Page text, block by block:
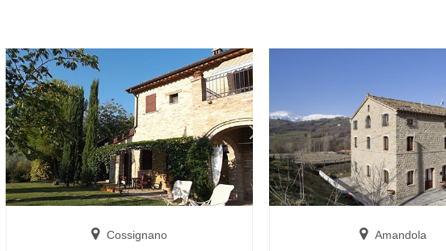
Amandola
Cossignano Amandola